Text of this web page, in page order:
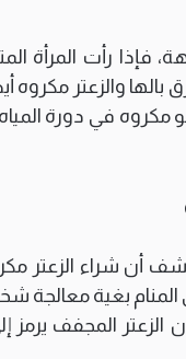
فإذا رأت المرأة
والزعتر مكروه
مكروه في دورة
أن شراء الزعتر
المنام بغية معالجة
المجفف يرمز إلى